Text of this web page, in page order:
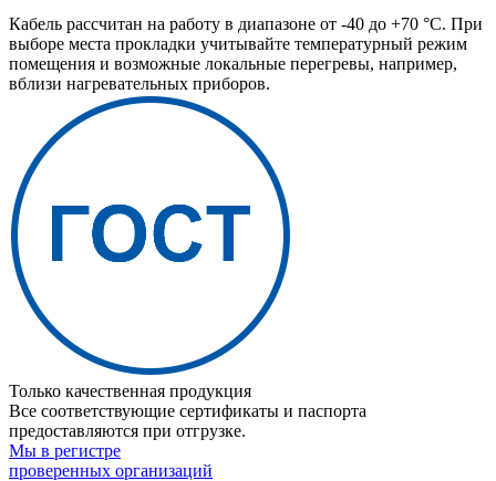
Кабель рассчитан на работу в диапазоне от -40 до +70 °C. При
выборе места прокладки учитывайте температурный режим
помещения и возможные локальные перегревы, например,
вблизи нагревательных приборов.
Только качественная продукция
Все соответствующие сертификаты и паспорта
предоставляются при отгрузке.
Мы в регистре
проверенных организаций